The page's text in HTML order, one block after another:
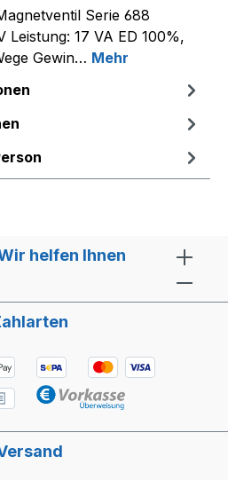
Serie 688
Leistung: 17 VA ED 100%,
Gewin… Mehr
helfen Ihnen